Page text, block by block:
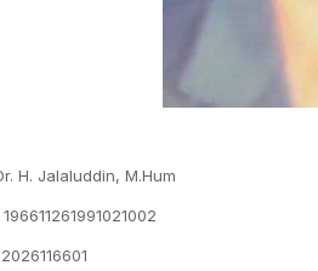
M.Hum